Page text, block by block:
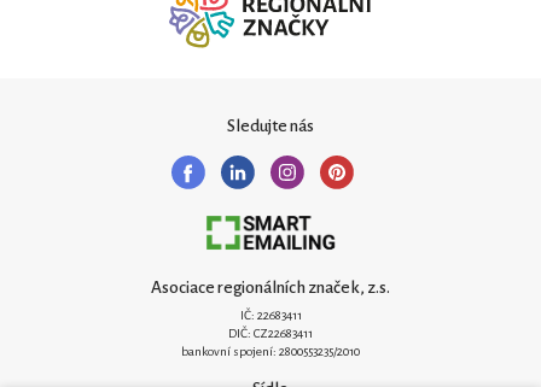
Sledujte nás
Asociace regionálních značek, z.s.
IČ: 22683411
DIČ: CZ22683411
bankovní spojení: 2800553235/2010